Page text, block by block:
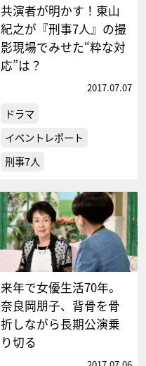
共演者が明かす！東山
紀之が『刑事7人』の撮
影現場でみせた“粋な対
応”は？
2017.07.07
ドラマ
イベントレポート
刑事7人
来年で女優生活70年。
奈良岡朋子、背骨を骨
折しながら長期公演乗
り切る